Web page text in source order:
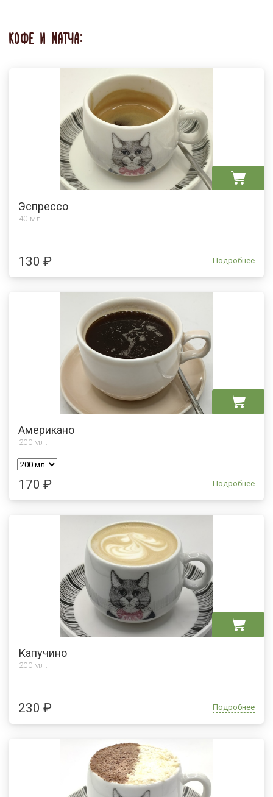
КОФЕ И МАТЧА:
Эспрессо
40 мл.
130 ₽ Подробнее
Американо
200 мл.
170 ₽ Подробнее
Капучино
200 мл.
230 ₽ Подробнее